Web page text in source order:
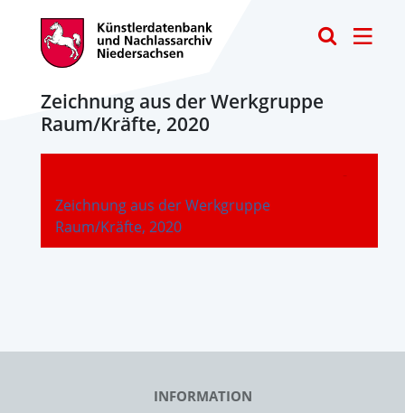
Zeichnung aus der Werkgruppe
Raum/Kräfte, 2020
Zeichnung aus der Werkgruppe
Raum/Kräfte, 2020
-
INFORMATION